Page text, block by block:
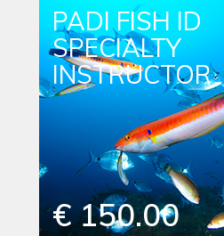
PADI FISH ID
SPECIALTY
INSTRUCTOR
€ 150.00